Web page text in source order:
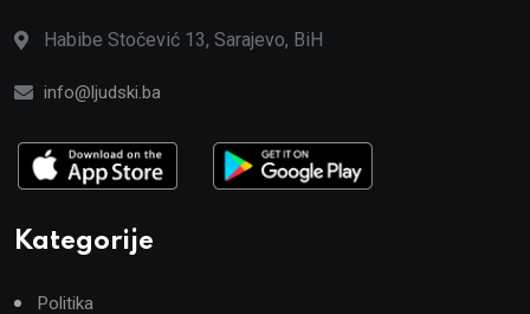
Habibe Stočević 13, Sarajevo, BiH
info@ljudski.ba
Kategorije
Politika